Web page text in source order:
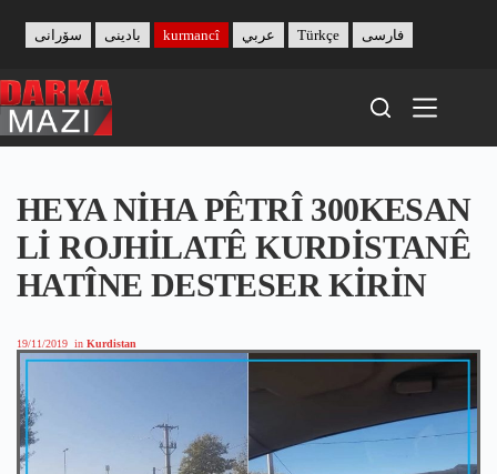
content
بادینی سۆرانی kurmancî عربي Türkçe فارسی
HEYA NİHA PÊTRÎ 300KESAN
Lİ ROJHİLATÊ KURDİSTANÊ
HATÎNE DESTESER KİRİN
19/11/2019 in Kurdistan